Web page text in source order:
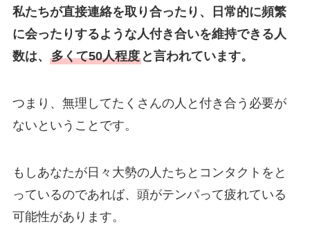
私たちが直接連絡を取り合ったり、日常的に頻繁
に会ったりするような人付き合いを維持できる人
数は、 多くて50人程度と言われています。
つまり、無理してたくさんの人と付き合う必要が
ないということです。
もしあなたが日々大勢の人たちとコンタクトをと
っているのであれば、頭がテンパって疲れている
可能性があります。